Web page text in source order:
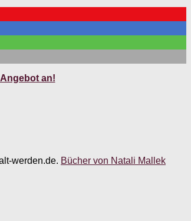
an!
werden.de. Bücher von Natali Mallek